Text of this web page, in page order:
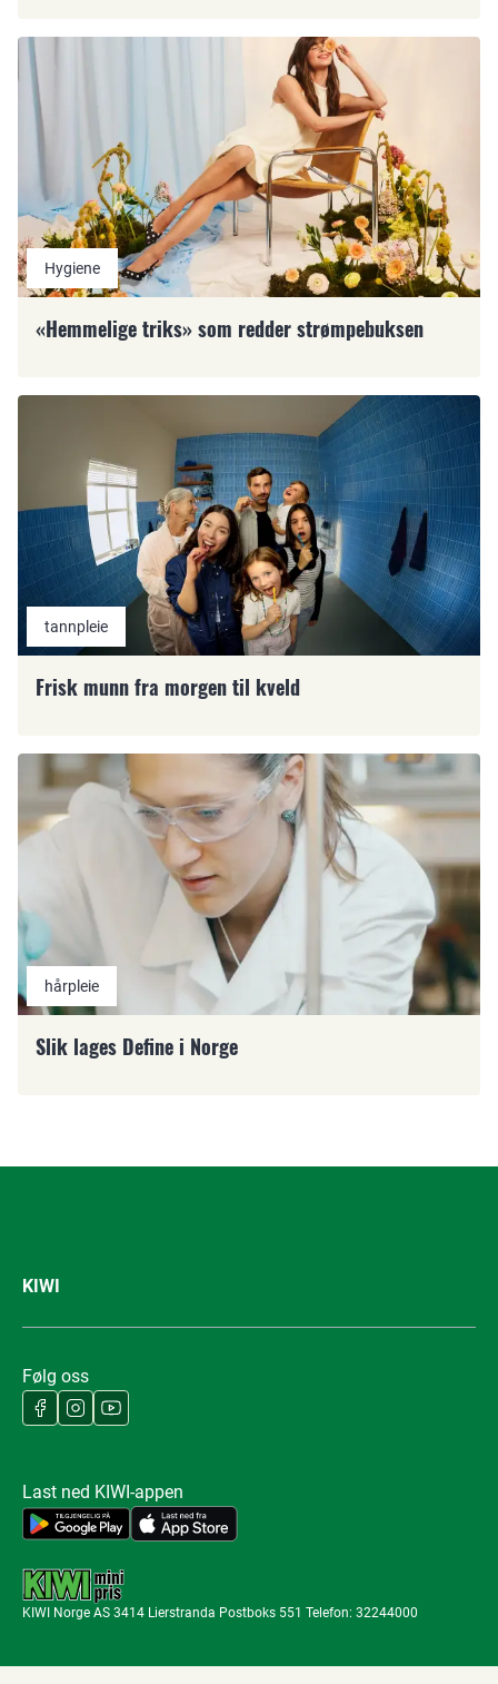
Hygiene
«Hemmelige triks» som redder strømpebuksen
tannpleie
Frisk munn fra morgen til kveld
hårpleie
Slik lages Define i Norge
KIWI
Følg oss
Last ned KIWI-appen
KIWI Norge AS 3414 Lierstranda Postboks 551 Telefon: 32244000